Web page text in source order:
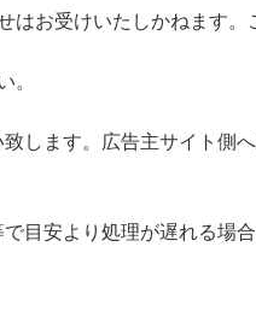
はお受けいたしかねます。
。
します。広告主サイト側
目安より処理が遅れる場